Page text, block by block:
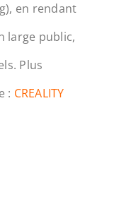
en rendant
large public,
Plus
: CREALITY